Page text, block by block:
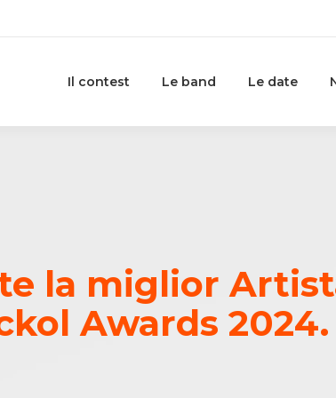
Il contest Le band Le date
la miglior
Awards 2024.